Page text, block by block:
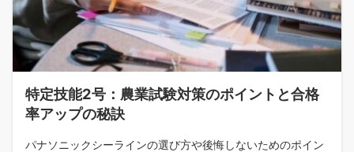
特定技能2号：農業試験対策のポイントと合格
率アップの秘訣
パナソニックシーラインの選び方や後悔しないためのポイン